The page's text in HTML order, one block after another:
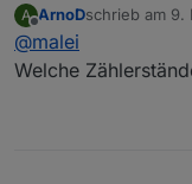
nicht. Hat
A
Offline
ArnoDschrieb am 9.
zuletzt editiert
@malei
Welche